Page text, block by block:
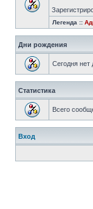
Легенда ::
Дни рождения
Сегодня нет
Статистика
Всего
Вход